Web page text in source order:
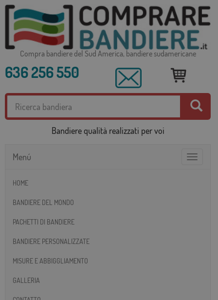
Compra bandiere del Sud America, bandiere sudamericane
636 256 550
Bandiere qualità realizzati per voi
Toggle
Menú
HOME
BANDIERE DEL MONDO
PACHETTI DI BANDIERE
BANDIERE PERSONALIZZATE
MISURE E ABBIGGLIAMENTO
GALLERIA